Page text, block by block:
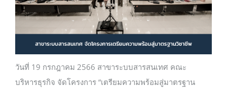
การประกันคุณภาพฯ
บริการบุคลากร
บริการนักศึกษา
วันที่ 19 กรกฎาคม 2566 สาขาระบบสารสนเทศ คณะ
บริหารธุรกิจ จัดโครงการ “เตรียมความพร้อมสู่มาตรฐาน